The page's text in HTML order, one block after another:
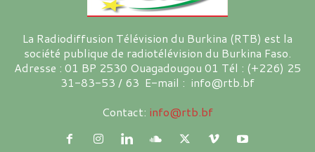
La Radiodiffusion Télévision du Burkina (RTB) est la
société publique de radiotélévision du Burkina Faso.
Adresse : 01 BP 2530 Ouagadougou 01 Tél : (+226) 25
31-83-53 / 63 E-mail : info@rtb.bf
Contact: info@rtb.bf